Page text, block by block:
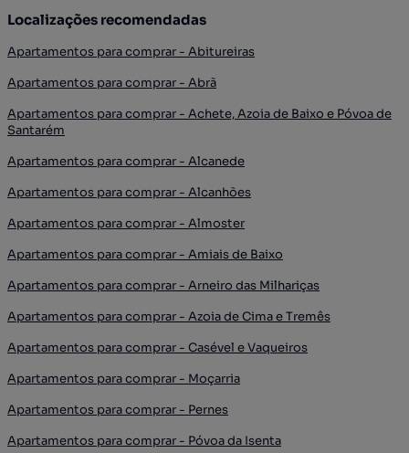
Localizações recomendadas
Apartamentos para comprar - Abitureiras
Apartamentos para comprar - Abrã
Apartamentos para comprar - Achete, Azoia de Baixo e Póvoa de
Santarém
Apartamentos para comprar - Alcanede
Apartamentos para comprar - Alcanhões
Apartamentos para comprar - Almoster
Apartamentos para comprar - Amiais de Baixo
Apartamentos para comprar - Arneiro das Milhariças
Apartamentos para comprar - Azoia de Cima e Tremês
Apartamentos para comprar - Casével e Vaqueiros
Apartamentos para comprar - Moçarria
Apartamentos para comprar - Pernes
Apartamentos para comprar - Póvoa da Isenta